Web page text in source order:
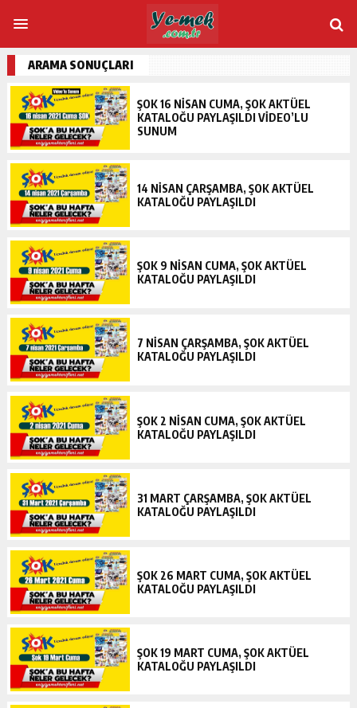
ARAMA SONUÇLARI
ŞOK 16 NISAN CUMA, ŞOK AKTÜEL
KATALOĞU PAYLAŞILDI VIDEO’LU
SUNUM
14 NISAN ÇARŞAMBA, ŞOK AKTÜEL
KATALOĞU PAYLAŞILDI
ŞOK 9 NISAN CUMA, ŞOK AKTÜEL
KATALOĞU PAYLAŞILDI
7 NISAN ÇARŞAMBA, ŞOK AKTÜEL
KATALOĞU PAYLAŞILDI
ŞOK 2 NISAN CUMA, ŞOK AKTÜEL
KATALOĞU PAYLAŞILDI
31 MART ÇARŞAMBA, ŞOK AKTÜEL
KATALOĞU PAYLAŞILDI
ŞOK 26 MART CUMA, ŞOK AKTÜEL
KATALOĞU PAYLAŞILDI
ŞOK 19 MART CUMA, ŞOK AKTÜEL
KATALOĞU PAYLAŞILDI